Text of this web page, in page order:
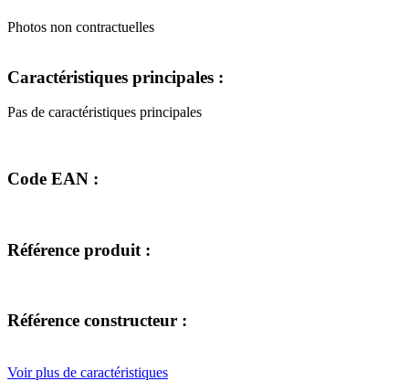
Photos non contractuelles
Caractéristiques principales :
Pas de caractéristiques principales
Code EAN :
Référence produit :
Référence constructeur :
Voir plus de caractéristiques